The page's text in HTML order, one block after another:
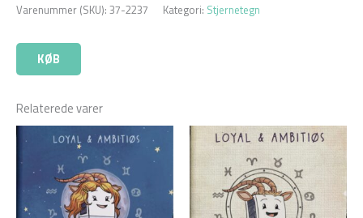
Varenummer (SKU): 37-2237 Kategori: Stjernetegn
KØB
Relaterede varer